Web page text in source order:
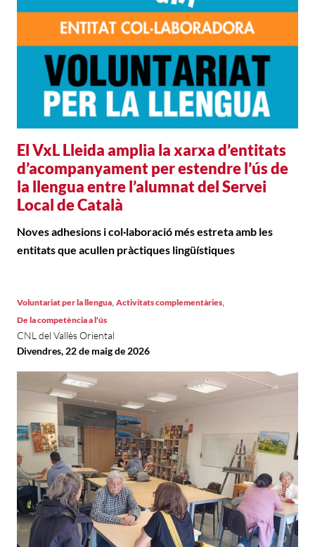
El VxL Lleida amplia la xarxa d’entitats
d’acompanyament per estendre l’ús de
la llengua entre l’alumnat del Servei
Local de Català
Noves adhesions i col·laboració més estreta amb les
entitats que acullen pràctiques lingüístiques
Voluntariat per la llengua, Activitats complementàries,
De la competència a l'ús
CNL del Vallès Oriental
Divendres, 22 de maig de 2026